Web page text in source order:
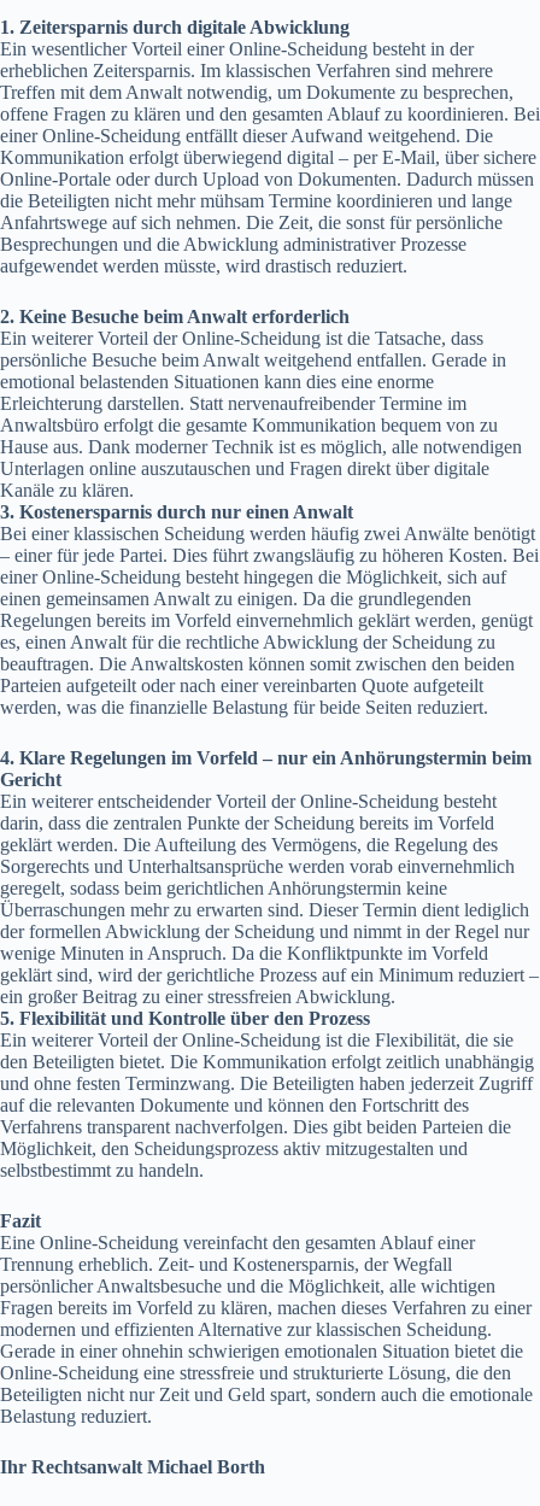
1. Zeitersparnis durch digitale Abwicklung
Ein wesentlicher Vorteil einer Online-Scheidung besteht in der
erheblichen Zeitersparnis. Im klassischen Verfahren sind mehrere
Treffen mit dem Anwalt notwendig, um Dokumente zu besprechen,
offene Fragen zu klären und den gesamten Ablauf zu koordinieren. Bei
einer Online-Scheidung entfällt dieser Aufwand weitgehend. Die
Kommunikation erfolgt überwiegend digital – per E-Mail, über sichere
Online-Portale oder durch Upload von Dokumenten. Dadurch müssen
die Beteiligten nicht mehr mühsam Termine koordinieren und lange
Anfahrtswege auf sich nehmen. Die Zeit, die sonst für persönliche
Besprechungen und die Abwicklung administrativer Prozesse
aufgewendet werden müsste, wird drastisch reduziert.
2. Keine Besuche beim Anwalt erforderlich
Ein weiterer Vorteil der Online-Scheidung ist die Tatsache, dass
persönliche Besuche beim Anwalt weitgehend entfallen. Gerade in
emotional belastenden Situationen kann dies eine enorme
Erleichterung darstellen. Statt nervenaufreibender Termine im
Anwaltsbüro erfolgt die gesamte Kommunikation bequem von zu
Hause aus. Dank moderner Technik ist es möglich, alle notwendigen
Unterlagen online auszutauschen und Fragen direkt über digitale
Kanäle zu klären.
3. Kostenersparnis durch nur einen Anwalt
Bei einer klassischen Scheidung werden häufig zwei Anwälte benötigt
– einer für jede Partei. Dies führt zwangsläufig zu höheren Kosten. Bei
einer Online-Scheidung besteht hingegen die Möglichkeit, sich auf
einen gemeinsamen Anwalt zu einigen. Da die grundlegenden
Regelungen bereits im Vorfeld einvernehmlich geklärt werden, genügt
es, einen Anwalt für die rechtliche Abwicklung der Scheidung zu
beauftragen. Die Anwaltskosten können somit zwischen den beiden
Parteien aufgeteilt oder nach einer vereinbarten Quote aufgeteilt
werden, was die finanzielle Belastung für beide Seiten reduziert.
4. Klare Regelungen im Vorfeld – nur ein Anhörungstermin beim
Gericht
Ein weiterer entscheidender Vorteil der Online-Scheidung besteht
darin, dass die zentralen Punkte der Scheidung bereits im Vorfeld
geklärt werden. Die Aufteilung des Vermögens, die Regelung des
Sorgerechts und Unterhaltsansprüche werden vorab einvernehmlich
geregelt, sodass beim gerichtlichen Anhörungstermin keine
Überraschungen mehr zu erwarten sind. Dieser Termin dient lediglich
der formellen Abwicklung der Scheidung und nimmt in der Regel nur
wenige Minuten in Anspruch. Da die Konfliktpunkte im Vorfeld
geklärt sind, wird der gerichtliche Prozess auf ein Minimum reduziert –
ein großer Beitrag zu einer stressfreien Abwicklung.
5. Flexibilität und Kontrolle über den Prozess
Ein weiterer Vorteil der Online-Scheidung ist die Flexibilität, die sie
den Beteiligten bietet. Die Kommunikation erfolgt zeitlich unabhängig
und ohne festen Terminzwang. Die Beteiligten haben jederzeit Zugriff
auf die relevanten Dokumente und können den Fortschritt des
Verfahrens transparent nachverfolgen. Dies gibt beiden Parteien die
Möglichkeit, den Scheidungsprozess aktiv mitzugestalten und
selbstbestimmt zu handeln.
Fazit
Eine Online-Scheidung vereinfacht den gesamten Ablauf einer
Trennung erheblich. Zeit- und Kostenersparnis, der Wegfall
persönlicher Anwaltsbesuche und die Möglichkeit, alle wichtigen
Fragen bereits im Vorfeld zu klären, machen dieses Verfahren zu einer
modernen und effizienten Alternative zur klassischen Scheidung.
Gerade in einer ohnehin schwierigen emotionalen Situation bietet die
Online-Scheidung eine stressfreie und strukturierte Lösung, die den
Beteiligten nicht nur Zeit und Geld spart, sondern auch die emotionale
Belastung reduziert.
Ihr Rechtsanwalt Michael Borth